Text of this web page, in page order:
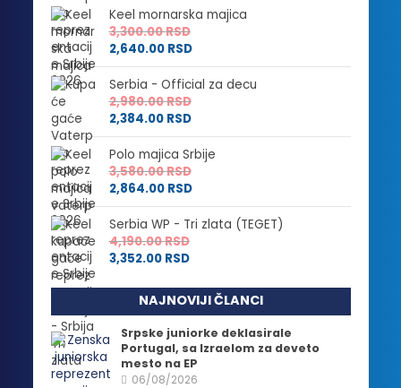
Keel mornarska majica
3,300.00RSD
2,640.00 RSD
Serbia - Official za decu
2,980.00RSD
2,384.00 RSD
Polo majica Srbije
3,580.00RSD
2,864.00 RSD
Serbia WP - Tri zlata (TEGET)
4,190.00RSD
3,352.00 RSD
NAJNOVIJI ČLANCI
Srpske juniorke deklasirale
Portugal, sa Izraelom za deveto
mesto na EP
06/08/2026